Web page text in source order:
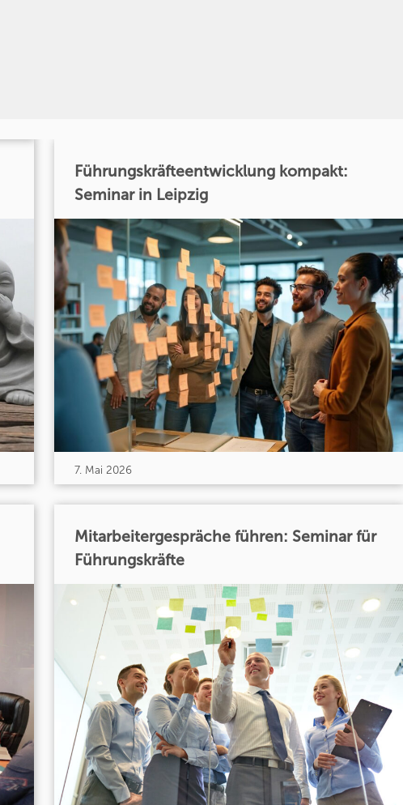
Führungskräfteentwicklung kompakt:
Seminar in Leipzig
7. Mai 2026
Mitarbeitergespräche führen: Seminar für
Führungskräfte